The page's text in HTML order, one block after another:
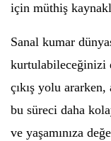
için müthiş
Sanal kumar
kurtulabileceğinizi
çıkış yolu
bu süreci daha
ve yaşamınıza